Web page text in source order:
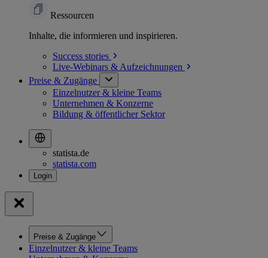
Ressourcen
Inhalte, die informieren und inspirieren.
Success stories
Live-Webinars & Aufzeichnungen
Preise & Zugänge
Einzelnutzer & kleine Teams
Unternehmen & Konzerne
Bildung & öffentlicher Sektor
statista.de
statista.com
Preise & Zugänge
Einzelnutzer & kleine Teams